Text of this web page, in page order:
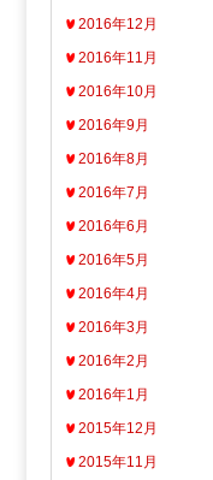
2016年12月
2016年11月
2016年10月
2016年9月
2016年8月
2016年7月
2016年6月
2016年5月
2016年4月
2016年3月
2016年2月
2016年1月
2015年12月
2015年11月